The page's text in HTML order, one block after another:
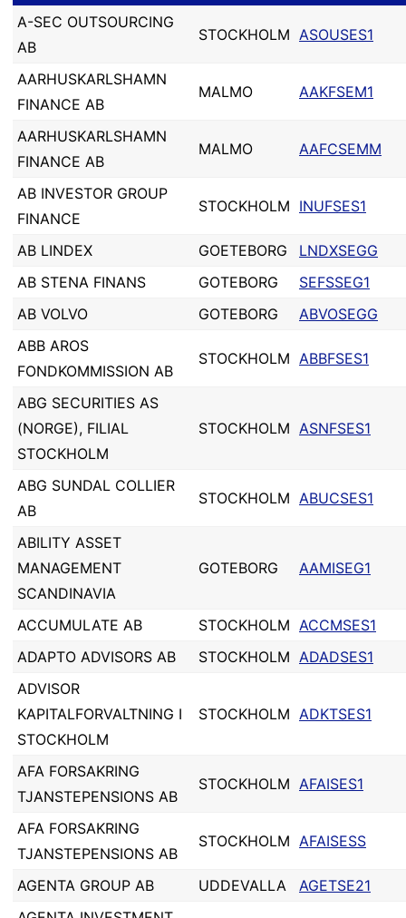
A-SEC OUTSOURCING
AB
STOCKHOLM ASOUSES1
AARHUSKARLSHAMN
FINANCE AB
MALMO AAKFSEM1
AARHUSKARLSHAMN
FINANCE AB
MALMO AAFCSEMM
AB INVESTOR GROUP
FINANCE
STOCKHOLM INUFSES1
AB LINDEX GOETEBORG
LNDXSEGG
AB STENA FINANS
GOTEBORG
SEFSSEG1
AB VOLVO
GOTEBORG
ABVOSEGG
ABB AROS
FONDKOMMISSION AB
STOCKHOLM ABBFSES1
ABG SECURITIES AS
(NORGE), FILIAL
STOCKHOLM
STOCKHOLM ASNFSES1
ABG SUNDAL COLLIER
AB
STOCKHOLM ABUCSES1
ABILITY ASSET
MANAGEMENT
SCANDINAVIA
GOTEBORG AAMISEG1
ACCUMULATE AB STOCKHOLM ACCMSES1
ADAPTO ADVISORS AB
STOCKHOLM ADADSES1
ADVISOR
KAPITALFORVALTNING I
STOCKHOLM
STOCKHOLM ADKTSES1
AFA FORSAKRING
TJANSTEPENSIONS AB
STOCKHOLM AFAISES1
AFA FORSAKRING
TJANSTEPENSIONS AB
STOCKHOLM AFAISESS
AGENTA GROUP AB UDDEVALLA
AGETSE21